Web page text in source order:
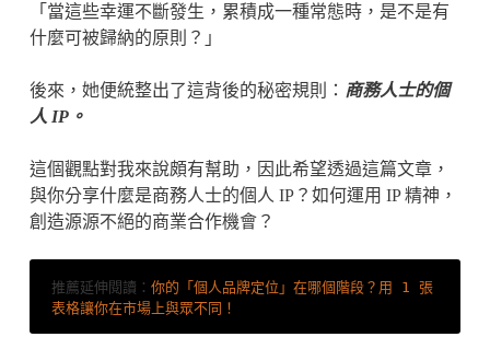
「當這些幸運不斷發生，累積成一種常態時，是不是有
什麼可被歸納的原則？」
後來，她便統整出了這背後的秘密規則： 商務人士的個
人 IP。
這個觀點對我來說頗有幫助，因此希望透過這篇文章，
與你分享什麼是商務人士的個人 IP？如何運用 IP 精神，
創造源源不絕的商業合作機會？
推薦延伸閱讀： 你的「個人品牌定位」在哪個階段？用 1 張
表格讓你在市場上與眾不同！